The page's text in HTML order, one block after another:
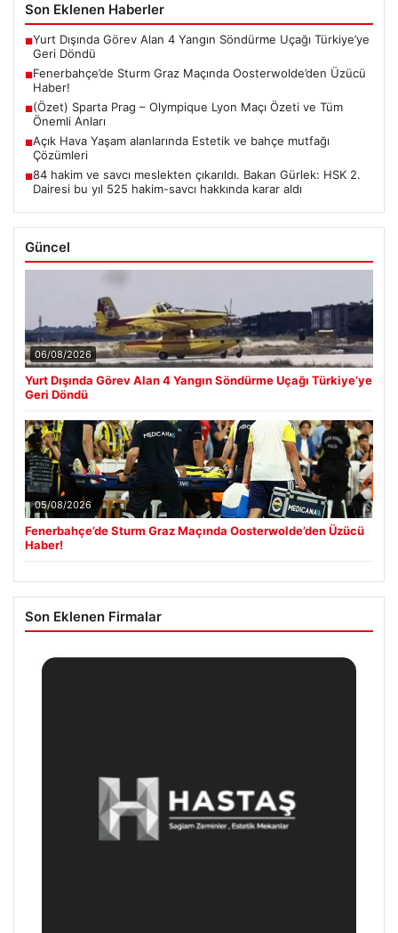
Son Eklenen Haberler
■Yurt Dışında Görev Alan 4 Yangın Söndürme Uçağı Türkiye’ye
Geri Döndü
■Fenerbahçe’de Sturm Graz Maçında Oosterwolde’den Üzücü
Haber!
■(Özet) Sparta Prag – Olympique Lyon Maçı Özeti ve Tüm
Önemli Anları
■Açık Hava Yaşam alanlarında Estetik ve bahçe mutfağı
Çözümleri
■84 hakim ve savcı meslekten çıkarıldı. Bakan Gürlek: HSK 2.
Dairesi bu yıl 525 hakim-savcı hakkında karar aldı
Güncel
06/08/2026
Yurt Dışında Görev Alan 4 Yangın Söndürme Uçağı Türkiye’ye
Geri Döndü
05/08/2026
Fenerbahçe’de Sturm Graz Maçında Oosterwolde’den Üzücü
Haber!
Son Eklenen Firmalar